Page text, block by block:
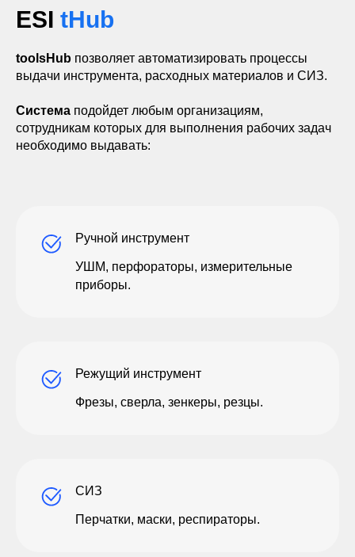
ESI tHub
toolsHub позволяет автоматизировать процессы
выдачи инструмента, расходных материалов и СИЗ.
Система подойдет любым организациям,
сотрудникам которых для выполнения рабочих задач
необходимо выдавать:
Ручной инструмент
УШМ, перфораторы, измерительные
приборы.
Режущий инструмент
Фрезы, сверла, зенкеры, резцы.
СИЗ
Перчатки, маски, респираторы.